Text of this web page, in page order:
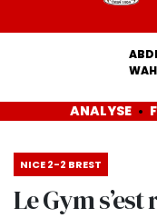
ABDI
ANALYSE
NICE 2-2 BREST
Le Gym